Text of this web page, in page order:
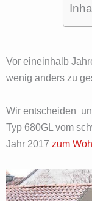
Vor eineinhalb
wenig anders zu
Wir entscheiden
Typ 680GL vom
Jahr 2017 zum